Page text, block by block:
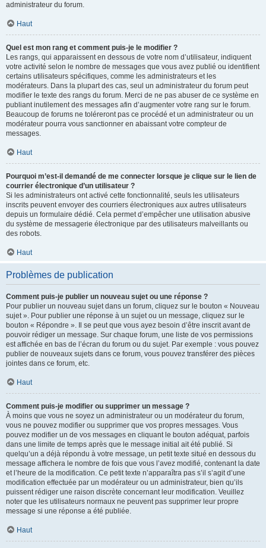
administrateur du forum.
Haut
Quel est mon rang et comment puis-je le modifier ?
Les rangs, qui apparaissent en dessous de votre nom d’utilisateur, indiquent
votre activité selon le nombre de messages que vous avez publié ou identifient
certains utilisateurs spécifiques, comme les administrateurs et les
modérateurs. Dans la plupart des cas, seul un administrateur du forum peut
modifier le texte des rangs du forum. Merci de ne pas abuser de ce système en
publiant inutilement des messages afin d’augmenter votre rang sur le forum.
Beaucoup de forums ne toléreront pas ce procédé et un administrateur ou un
modérateur pourra vous sanctionner en abaissant votre compteur de
messages.
Haut
Pourquoi m’est-il demandé de me connecter lorsque je clique sur le lien de
courrier électronique d’un utilisateur ?
Si les administrateurs ont activé cette fonctionnalité, seuls les utilisateurs
inscrits peuvent envoyer des courriers électroniques aux autres utilisateurs
depuis un formulaire dédié. Cela permet d’empêcher une utilisation abusive
du système de messagerie électronique par des utilisateurs malveillants ou
des robots.
Haut
Problèmes de publication
Comment puis-je publier un nouveau sujet ou une réponse ?
Pour publier un nouveau sujet dans un forum, cliquez sur le bouton « Nouveau
sujet ». Pour publier une réponse à un sujet ou un message, cliquez sur le
bouton « Répondre ». Il se peut que vous ayez besoin d’être inscrit avant de
pouvoir rédiger un message. Sur chaque forum, une liste de vos permissions
est affichée en bas de l’écran du forum ou du sujet. Par exemple : vous pouvez
publier de nouveaux sujets dans ce forum, vous pouvez transférer des pièces
jointes dans ce forum, etc.
Haut
Comment puis-je modifier ou supprimer un message ?
À moins que vous ne soyez un administrateur ou un modérateur du forum,
vous ne pouvez modifier ou supprimer que vos propres messages. Vous
pouvez modifier un de vos messages en cliquant le bouton adéquat, parfois
dans une limite de temps après que le message initial ait été publié. Si
quelqu’un a déjà répondu à votre message, un petit texte situé en dessous du
message affichera le nombre de fois que vous l’avez modifié, contenant la date
et l’heure de la modification. Ce petit texte n’apparaîtra pas s’il s’agit d’une
modification effectuée par un modérateur ou un administrateur, bien qu’ils
puissent rédiger une raison discrète concernant leur modification. Veuillez
noter que les utilisateurs normaux ne peuvent pas supprimer leur propre
message si une réponse a été publiée.
Haut